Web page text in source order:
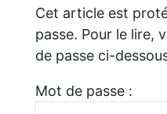
Cet article est
passe. Pour le lire,
de passe ci-
Mot de passe :